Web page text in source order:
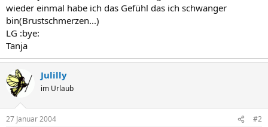
wieder einmal habe ich das Gefühl das ich schwanger
bin(Brustschmerzen...)
LG :bye:
Tanja
Julilly
im Urlaub
27 Januar 2004 #2